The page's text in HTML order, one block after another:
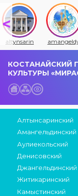
altynsarin
КОСТАНАЙСКИЙ
КУЛЬТУРЫ
Алтынсаринский
Амангельдинский
Аулиекольский
Денисовский
Джангельдинский
Житикаринский
Камыстинский